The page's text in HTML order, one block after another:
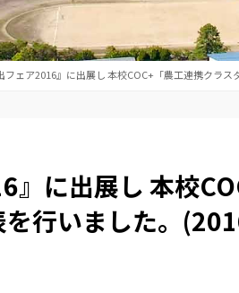
フェア2016』に出展し 本校COC+「農工連携クラ
』に出展し 本校
行いました。